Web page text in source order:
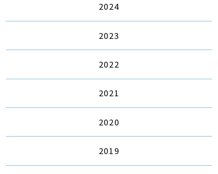
2024
2023
2022
2021
2020
2019